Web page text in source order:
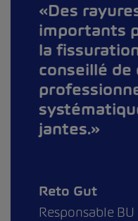
Des
importants
la
conseillé de
jantes.
Reto Gut
Responsable